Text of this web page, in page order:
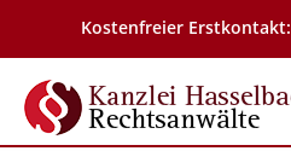
Kostenfreier Erstkontakt: